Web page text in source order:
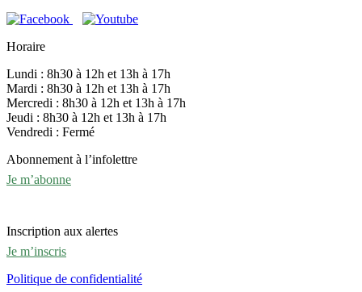
Horaire
Lundi : 8h30 à 12h et 13h à 17h
Mardi : 8h30 à 12h et 13h à 17h
Mercredi : 8h30 à 12h et 13h à 17h
Jeudi : 8h30 à 12h et 13h à 17h
Vendredi : Fermé
Abonnement à l’infolettre
Je m’abonne
Inscription aux alertes
Je m’inscris
Politique de confidentialité